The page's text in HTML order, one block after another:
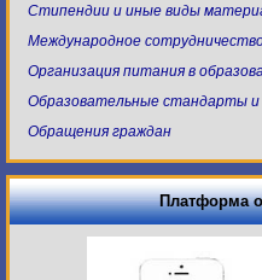
Стипендии и иные виды
Международное
Организация питания в
Образовательные стандарты и
Обращения граждан
Платформа